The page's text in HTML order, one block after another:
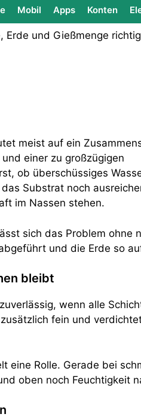
Mobil Apps Konten
meist auf ein
einer zu großzügigen
ob überschüssiges
Substrat noch
im Nassen stehen.
sich das Problem
und die Erde so
bleibt
wenn alle
fein und
eine Rolle. Gerade bei
oben noch Feuchtigkeit